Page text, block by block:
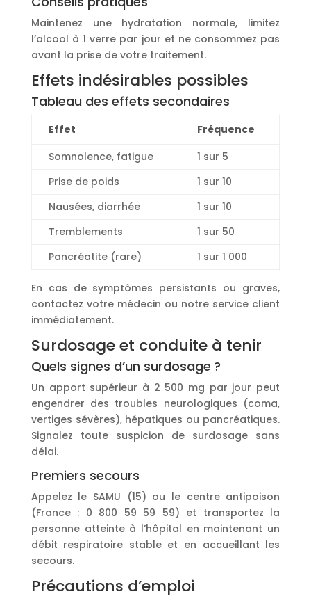
Maintenez une hydratation normale, limitez
l’alcool à 1 verre par jour et ne consommez pas
avant la prise de votre traitement.
Effets indésirables possibles
Tableau des effets secondaires
Effet
Fréquence
Somnolence, fatigue
1 sur 5
Prise de poids
1 sur 10
Nausées, diarrhée
1 sur 10
Tremblements
1 sur 50
Pancréatite (rare)
1 sur 1 000
En cas de symptômes persistants ou graves,
contactez votre médecin ou notre service client
immédiatement.
Surdosage et conduite à tenir
Quels signes d’un surdosage ?
Un apport supérieur à 2 500 mg par jour peut
engendrer des troubles neurologiques (coma,
vertiges sévères), hépatiques ou pancréatiques.
Signalez toute suspicion de surdosage sans
délai.
Premiers secours
Appelez le SAMU (15) ou le centre antipoison
(France : 0 800 59 59 59) et transportez la
personne atteinte à l’hôpital en maintenant un
débit respiratoire stable et en accueillant les
secours.
Précautions d’emploi